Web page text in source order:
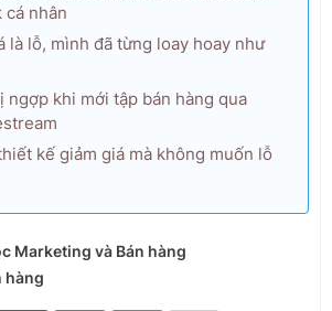
cá nhân
là lỗ, mình đã từng loay hoay như
ngợp khi mới tập bán hàng qua
kế giảm giá mà không muốn lỗ
Marketing và Bán hàng
hàng